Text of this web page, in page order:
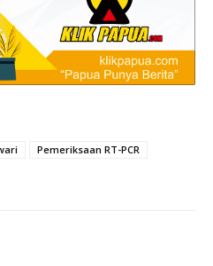
Pemeriksaan RT-PCR